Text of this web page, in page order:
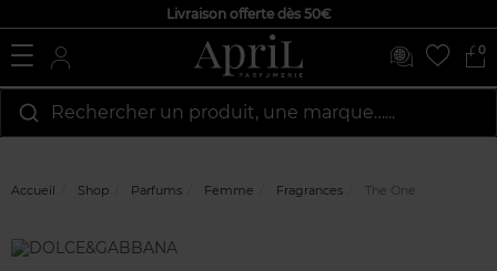
Livraison offerte dès 50€
0
Rechercher un produit, une marque…...
Accueil Shop Parfums Femme Fragrances The One
Marque